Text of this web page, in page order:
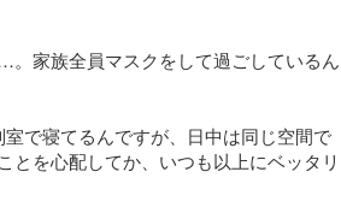
家族全員マスクをして過ごしているん
で寝てるんですが、日中は同じ空間で
を心配してか、いつも以上にベッタリ